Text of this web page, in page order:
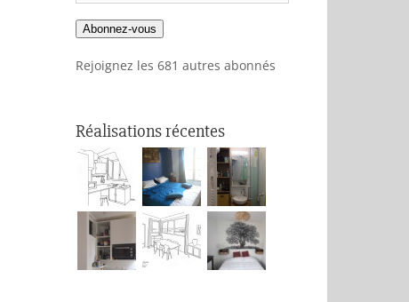
mail
Abonnez-vous
Rejoignez les 681 autres abonnés
Réalisations récentes